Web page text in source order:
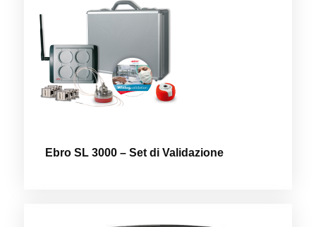
Ebro SL 3000 – Set di Validazione